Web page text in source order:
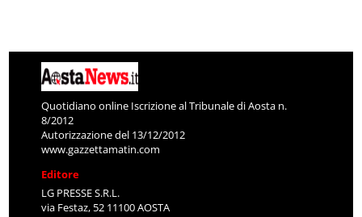
Quotidiano online Iscrizione al Tribunale di Aosta n.
8/2012
Autorizzazione del 13/12/2012
www.gazzettamatin.com
Editore
LG PRESSE S.R.L.
via Festaz, 52 11100 AOSTA